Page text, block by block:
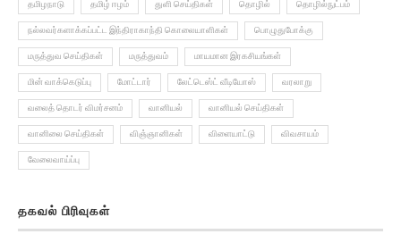
நல்லவர்களாக்கப்பட்ட இந்திராகாந்தி கொலையாளிகள் பொழுதுபோக்கு
மருத்துவ செய்திகள் மருத்துவம் மாயமான இரகசியங்கள்
மின் வாக்கெடுப்பு மோட்டார் லேட்டெஸ்ட் வீடியோஸ் வரலாறு
வலைத் தொடர் விமர்சனம் வானியல் வானியல் செய்திகள்
வானிலை செய்திகள் விஞ்ஞானிகள் விளையாட்டு விவசாயம்
வேலைவாய்ப்பு
தகவல் பிரிவுகள்